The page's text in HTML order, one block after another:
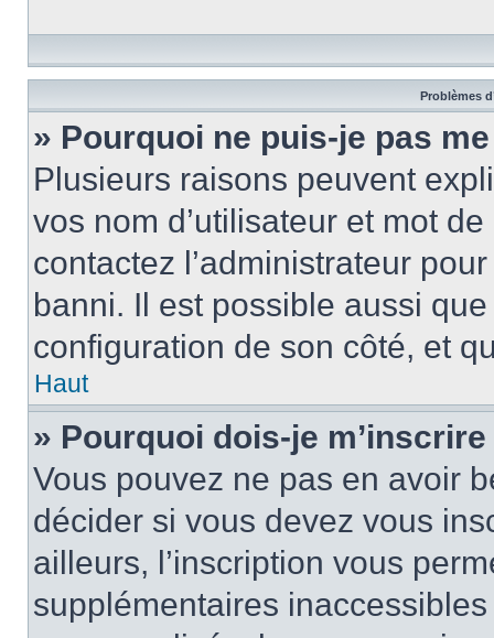
Problèmes
» Pourquoi ne puis-je pas
Plusieurs raisons peuvent
vos nom d’utilisateur et mot
contactez l’administrateur
banni. Il est possible aussi
configuration de son côté, et
Haut
» Pourquoi dois-je
Vous pouvez ne pas en avoir
décider si vous devez vous
ailleurs, l’inscription vous
supplémentaires